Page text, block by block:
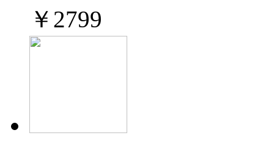
￥ 2799